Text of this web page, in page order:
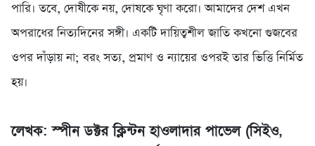
পারি। তবে, দোষীকে নয়, দোষকে ঘৃণা করো। আমাদের দেশ এখন
অপরাধের নিত্যদিনের সঙ্গী। একটি দায়িত্বশীল জাতি কখনো গুজবের
ওপর দাঁড়ায় না; বরং সত্য, প্রমাণ ও ন্যায়ের ওপরই তার ভিত্তি নির্মিত
হয়।
‎লেখক: স্পীন ডক্টর ক্লিন্টন হাওলাদার পাভেল (সিইও,